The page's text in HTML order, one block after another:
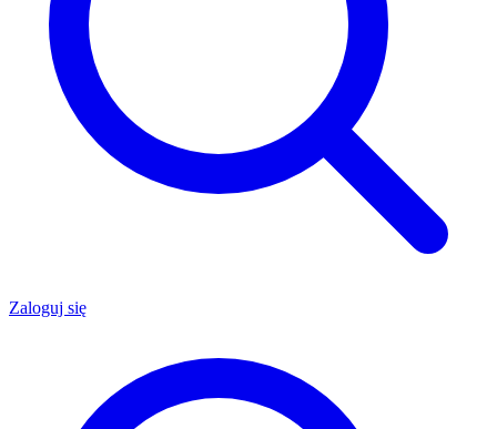
Zaloguj się